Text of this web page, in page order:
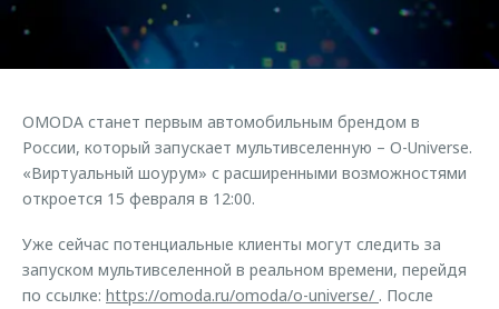
Кредитные программы
Страхование
Аксессуары
Одежда и сувениры
Оригинальные аксессуары
Запчасти
Трейд-ин
Дополнительная техническая поддержка
Клиентская поддержка
O&J Автоклуб
Клуб владельцев OMODA
Приложение O&J
Аксессуары
Обратная связь
OMODA станет первым автомобильным брендом в
России, который запускает мультивселенную – O-Universe.
«Виртуальный шоурум» с расширенными возможностями
откроется 15 февраля в 12:00.
Уже сейчас потенциальные клиенты могут следить за
запуском мультивселенной в реальном времени, перейдя
по ссылке: https://omoda.ru/omoda/o-universe/ . После